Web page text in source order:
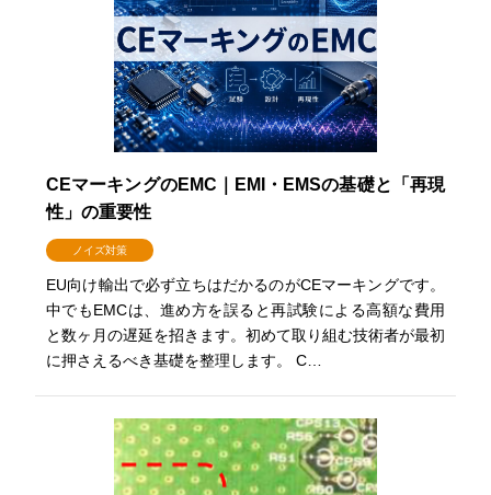
CEマーキングのEMC｜EMI・EMSの基礎と「再現
性」の重要性
ノイズ対策
EU向け輸出で必ず立ちはだかるのがCEマーキングです。
中でもEMCは、進め方を誤ると再試験による高額な費用
と数ヶ月の遅延を招きます。初めて取り組む技術者が最初
に押さえるべき基礎を整理します。 C…